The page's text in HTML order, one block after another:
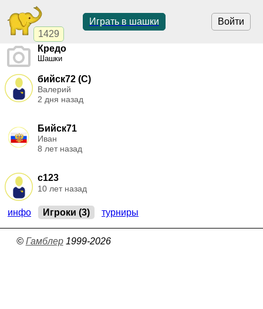
1429
Войти
Играть в шашки
Кредо
Шашки
бийск72 (C)
Валерий
2 дня назад
Бийск71
Иван
8 лет назад
с123
10 лет назад
инфо Игроки (3) турниры
© Гамблер1999-2026